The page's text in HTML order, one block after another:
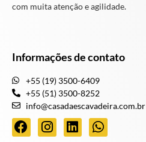
com muita atenção e agilidade.
Informações de contato
+55 (19) 3500-6409
+55 (51) 3500-8252
info@casadaescavadeira.com.br